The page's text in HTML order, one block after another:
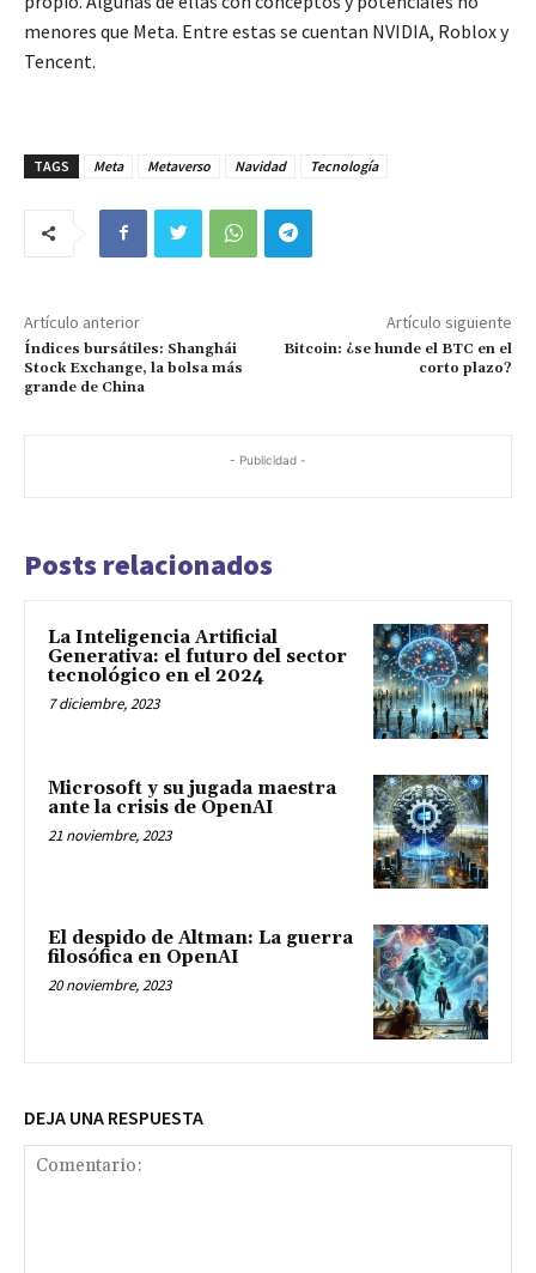
menores que Meta. Entre estas se cuentan NVIDIA, Roblox y
Tencent.
TAGS Meta Metaverso Navidad Tecnología
Artículo anterior
Índices bursátiles: Shanghái
Stock Exchange, la bolsa más
grande de China
Artículo siguiente
Bitcoin: ¿se hunde el BTC en el
corto plazo?
- Publicidad -
Posts relacionados
La Inteligencia Artificial
Generativa: el futuro del sector
tecnológico en el 2024
7 diciembre, 2023
Microsoft y su jugada maestra
ante la crisis de OpenAI
21 noviembre, 2023
El despido de Altman: La guerra
filosófica en OpenAI
20 noviembre, 2023
DEJA UNA RESPUESTA